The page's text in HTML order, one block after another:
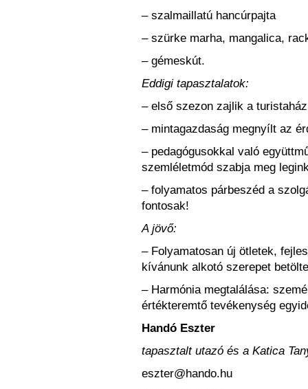
– szalmaillatú hancúrpajta
– szürke marha, mangalica,
– gémeskút.
Eddigi tapasztalatok:
– első szezon zajlik a
– mintagazdaság megnyílt az
– pedagógusokkal való
szemléletmód szabja meg
– folyamatos párbeszéd a
fontosak!
A jövő:
– Folyamatosan új ötletek,
kívánunk alkotó szerepet
– Harmónia megtalálása:
értékteremtő tevékenység
Handó Eszter
tapasztalt utazó és a Katica
eszter@hando.hu